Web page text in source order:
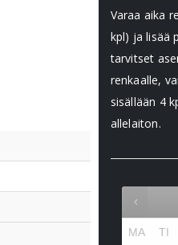
Varaa aika
kpl) ja lisää
tarvitset
renkaalle,
sisällään 4
allelaiton.
MA TI